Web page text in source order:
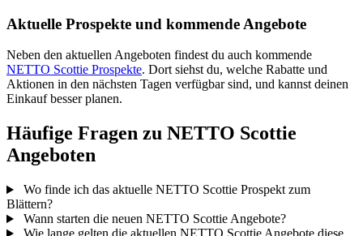
Aktuelle Prospekte und kommende Angebote
Neben den aktuellen Angeboten findest du auch kommende
NETTO Scottie Prospekte. Dort siehst du, welche Rabatte und
Aktionen in den nächsten Tagen verfügbar sind, und kannst deinen
Einkauf besser planen.
Häufige Fragen zu NETTO Scottie
Angeboten
Wo finde ich das aktuelle NETTO Scottie Prospekt zum
Blättern?
Wann starten die neuen NETTO Scottie Angebote?